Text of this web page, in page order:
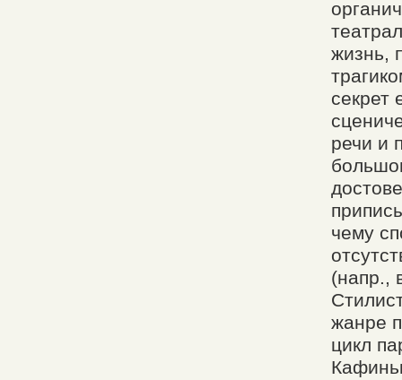
жизнь,
секрет
речи и
чему
(напр.,
жанре
цикл